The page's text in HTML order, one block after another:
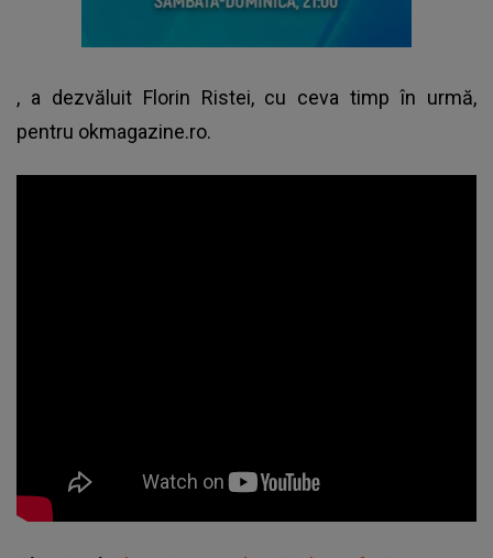
, a dezvăluit Florin Ristei, cu ceva timp în urmă,
pentru okmagazine.ro.